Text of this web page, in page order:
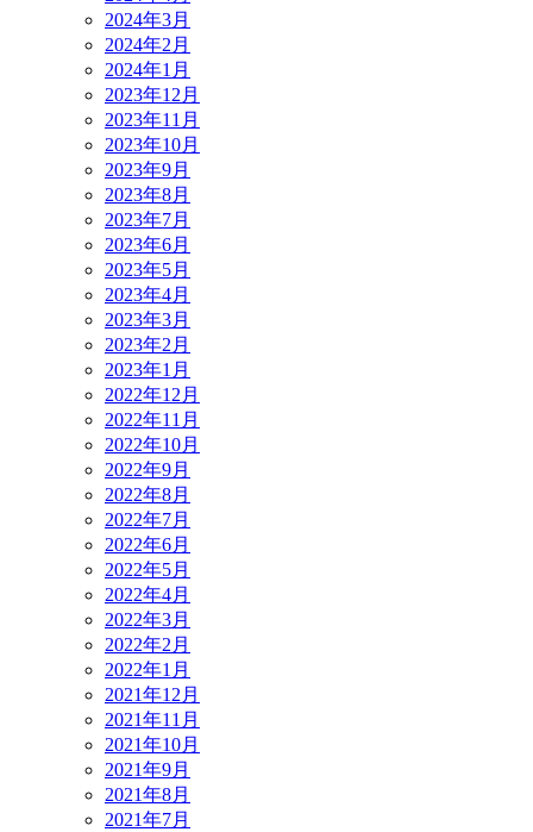
2024年3月
2024年2月
2024年1月
2023年12月
2023年11月
2023年10月
2023年9月
2023年8月
2023年7月
2023年6月
2023年5月
2023年4月
2023年3月
2023年2月
2023年1月
2022年12月
2022年11月
2022年10月
2022年9月
2022年8月
2022年7月
2022年6月
2022年5月
2022年4月
2022年3月
2022年2月
2022年1月
2021年12月
2021年11月
2021年10月
2021年9月
2021年8月
2021年7月